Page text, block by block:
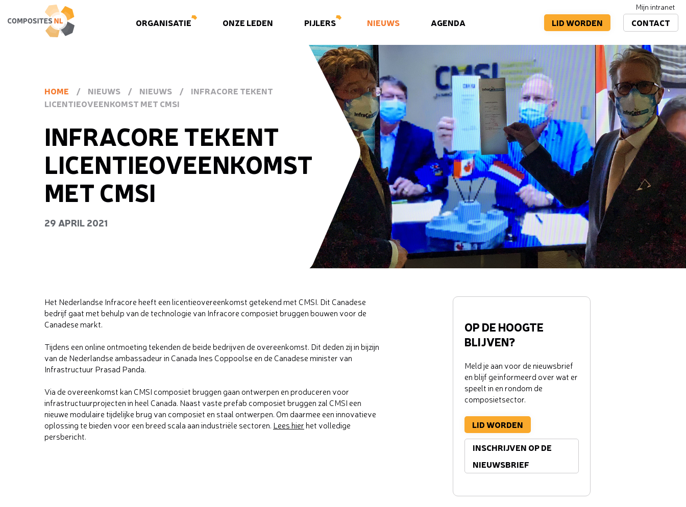
ORGANISATIE ONZE LEDEN PIJLERS NIEUWS AGENDA
Mijn intranet
LID WORDEN CONTACT
HOME / NIEUWS / NIEUWS /
INFRACORE TEKENT
LICENTIEOVEENKOMST MET CMSI
INFRACORE TEKENT
LICENTIEOVEENKOMST
MET CMSI
29 APRIL 2021
Het Nederlandse Infracore heeft een licentieovereenkomst getekend met CMSI. Dit Canadese
bedrijf gaat met behulp van de technologie van Infracore composiet bruggen bouwen voor de
Canadese markt.
Tijdens een online ontmoeting tekenden de beide bedrijven de overeenkomst. Dit deden zij in bijzijn
van de Nederlandse ambassadeur in Canada Ines Coppoolse en de Canadese minister van
Infrastructuur Prasad Panda.
Via de overeenkomst kan CMSI composiet bruggen gaan ontwerpen en produceren voor
infrastructuurprojecten in heel Canada. Naast vaste prefab composiet bruggen zal CMSI een
nieuwe modulaire tijdelijke brug van composiet en staal ontwerpen. Om daarmee een innovatieve
oplossing te bieden voor een breed scala aan industriële sectoren. Lees hier het volledige
persbericht.
OP DE HOOGTE
BLIJVEN?
Meld je aan voor de nieuwsbrief
en blijf geïnformeerd over wat er
speelt in en rondom de
composietsector.
LID WORDEN
INSCHRIJVEN OP DE
NIEUWSBRIEF